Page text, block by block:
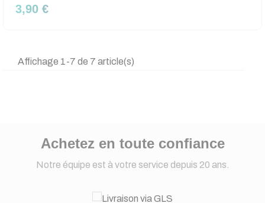
3,90 €
Affichage 1-7 de 7 article(s)
Achetez en toute confiance
Notre équipe est à votre service depuis 20 ans.